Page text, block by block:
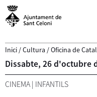
Inici /Cultura /Oficina de
Dissabte, 26d'octubre
CINEMA | INFANTILS